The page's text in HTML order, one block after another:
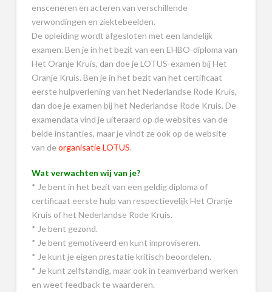
ensceneren en acteren van verschillende
verwondingen en ziektebeelden.
De opleiding wordt afgesloten met een landelijk
examen. Ben je in het bezit van een EHBO-diploma van
Het Oranje Kruis, dan doe je LOTUS-examen bij Het
Oranje Kruis. Ben je in het bezit van het certificaat
eerste hulpverlening van het Nederlandse Rode Kruis,
dan doe je examen bij het Nederlandse Rode Kruis. De
examendata vind je uiteraard op de websites van de
beide instanties, maar je vindt ze ook op de website
van de organisatie LOTUS.
Wat verwachten wij van je?
* Je bent in het bezit van een geldig diploma of
certificaat eerste hulp van respectievelijk Het Oranje
Kruis of het Nederlandse Rode Kruis.
* Je bent gezond.
* Je bent gemotiveerd en kunt improviseren.
* Je kunt je eigen prestatie kritisch beoordelen.
* Je kunt zelfstandig, maar ook in teamverband werken
en weet feedback te waarderen.